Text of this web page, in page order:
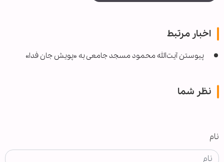
اخبار مرتبط
پیوستن آیت‌الله محمود مسجد جامعی به «پویش جان فدا»
نظر شما
نام